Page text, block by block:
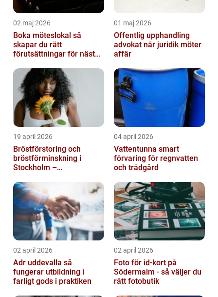
02 maj 2026
Boka möteslokal så
skapar du rätt
förutsättningar för nästa
01 maj 2026
Offentlig upphandling
advokat när juridik möter
affär
19 april 2026
Bröstförstoring och
bröstförminskning i
Stockholm –
04 april 2026
Vattentunna smart
förvaring för regnvatten
och trädgård
02 april 2026
Adr uddevalla så
fungerar utbildning i
farligt gods i praktiken
02 april 2026
Foto för id-kort på
Södermalm - så väljer du
rätt fotobutik